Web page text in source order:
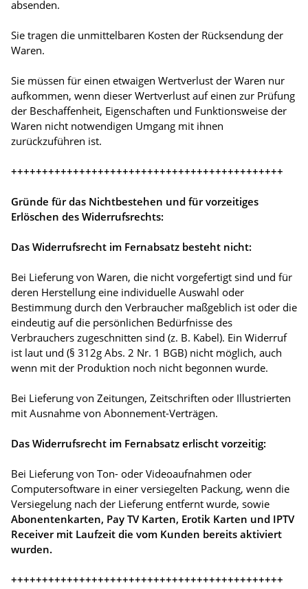
absenden.
Sie tragen die unmittelbaren Kosten der Rücksendung der
Waren.
Sie müssen für einen etwaigen Wertverlust der Waren nur
aufkommen, wenn dieser Wertverlust auf einen zur Prüfung
der Beschaffenheit, Eigenschaften und Funktionsweise der
Waren nicht notwendigen Umgang mit ihnen
zurückzuführen ist.
++++++++++++++++++++++++++++++++++++++++++++
Gründe für das Nichtbestehen und für vorzeitiges
Erlöschen des Widerrufsrechts:
Das Widerrufsrecht im Fernabsatz besteht nicht:
Bei Lieferung von Waren, die nicht vorgefertigt sind und für
deren Herstellung eine individuelle Auswahl oder
Bestimmung durch den Verbraucher maßgeblich ist oder die
eindeutig auf die persönlichen Bedürfnisse des
Verbrauchers zugeschnitten sind (z. B. Kabel). Ein Widerruf
ist laut und (§ 312g Abs. 2 Nr. 1 BGB) nicht möglich, auch
wenn mit der Produktion noch nicht begonnen wurde.
Bei Lieferung von Zeitungen, Zeitschriften oder Illustrierten
mit Ausnahme von Abonnement-Verträgen.
Das Widerrufsrecht im Fernabsatz erlischt vorzeitig:
Bei Lieferung von Ton- oder Videoaufnahmen oder
Computersoftware in einer versiegelten Packung, wenn die
Versiegelung nach der Lieferung entfernt wurde, sowie
Abonentenkarten, Pay TV Karten, Erotik Karten und IPTV
Receiver mit Laufzeit die vom Kunden bereits aktiviert
wurden.
++++++++++++++++++++++++++++++++++++++++++++